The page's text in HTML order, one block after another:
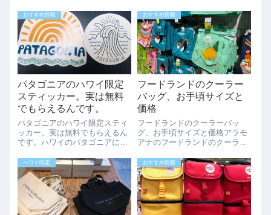
今までホールフーズに入って、
右側の「プカズ・バー」の入り
口の前にありましたが、このほ
ど、レジの前のセンタースペー
スに移動になって...
のロキシーガールの「ケリア・
モニーツ」はやっぱりHAWAII
LOVE。そんな「ケリア・モニ
ーツ」もハワイに来たら、
「HAW...
おすすめ情報
パタゴニアのハワイ限定
スティッカー。実は無料
でもらえるんです。
パタゴニアのハワイ限定スティ
ッカー。実は無料でもらえるん
です。ハワイのパタゴニアには
ツなどがありますが、実は無料
でもらえるスティッカー（シー
ル）があるの知っていました
か？こちらがこないだハワイの
ワードにあるパタゴ...
おすすめ情報
フードランドのクーラー
バッグ、お手頃サイズと
価格
フードランドのクーラーバッ
グ、お手頃サイズと価格アラモ
アナのフードランドのクーラー
で販売しています。種類はハワ
イらしいデザイン5種類ほどで
ています。開けると結構な大き
さになり、軽量な断熱材がつい
ているのでちょっと...
ハワイ限定 おすすめ情報